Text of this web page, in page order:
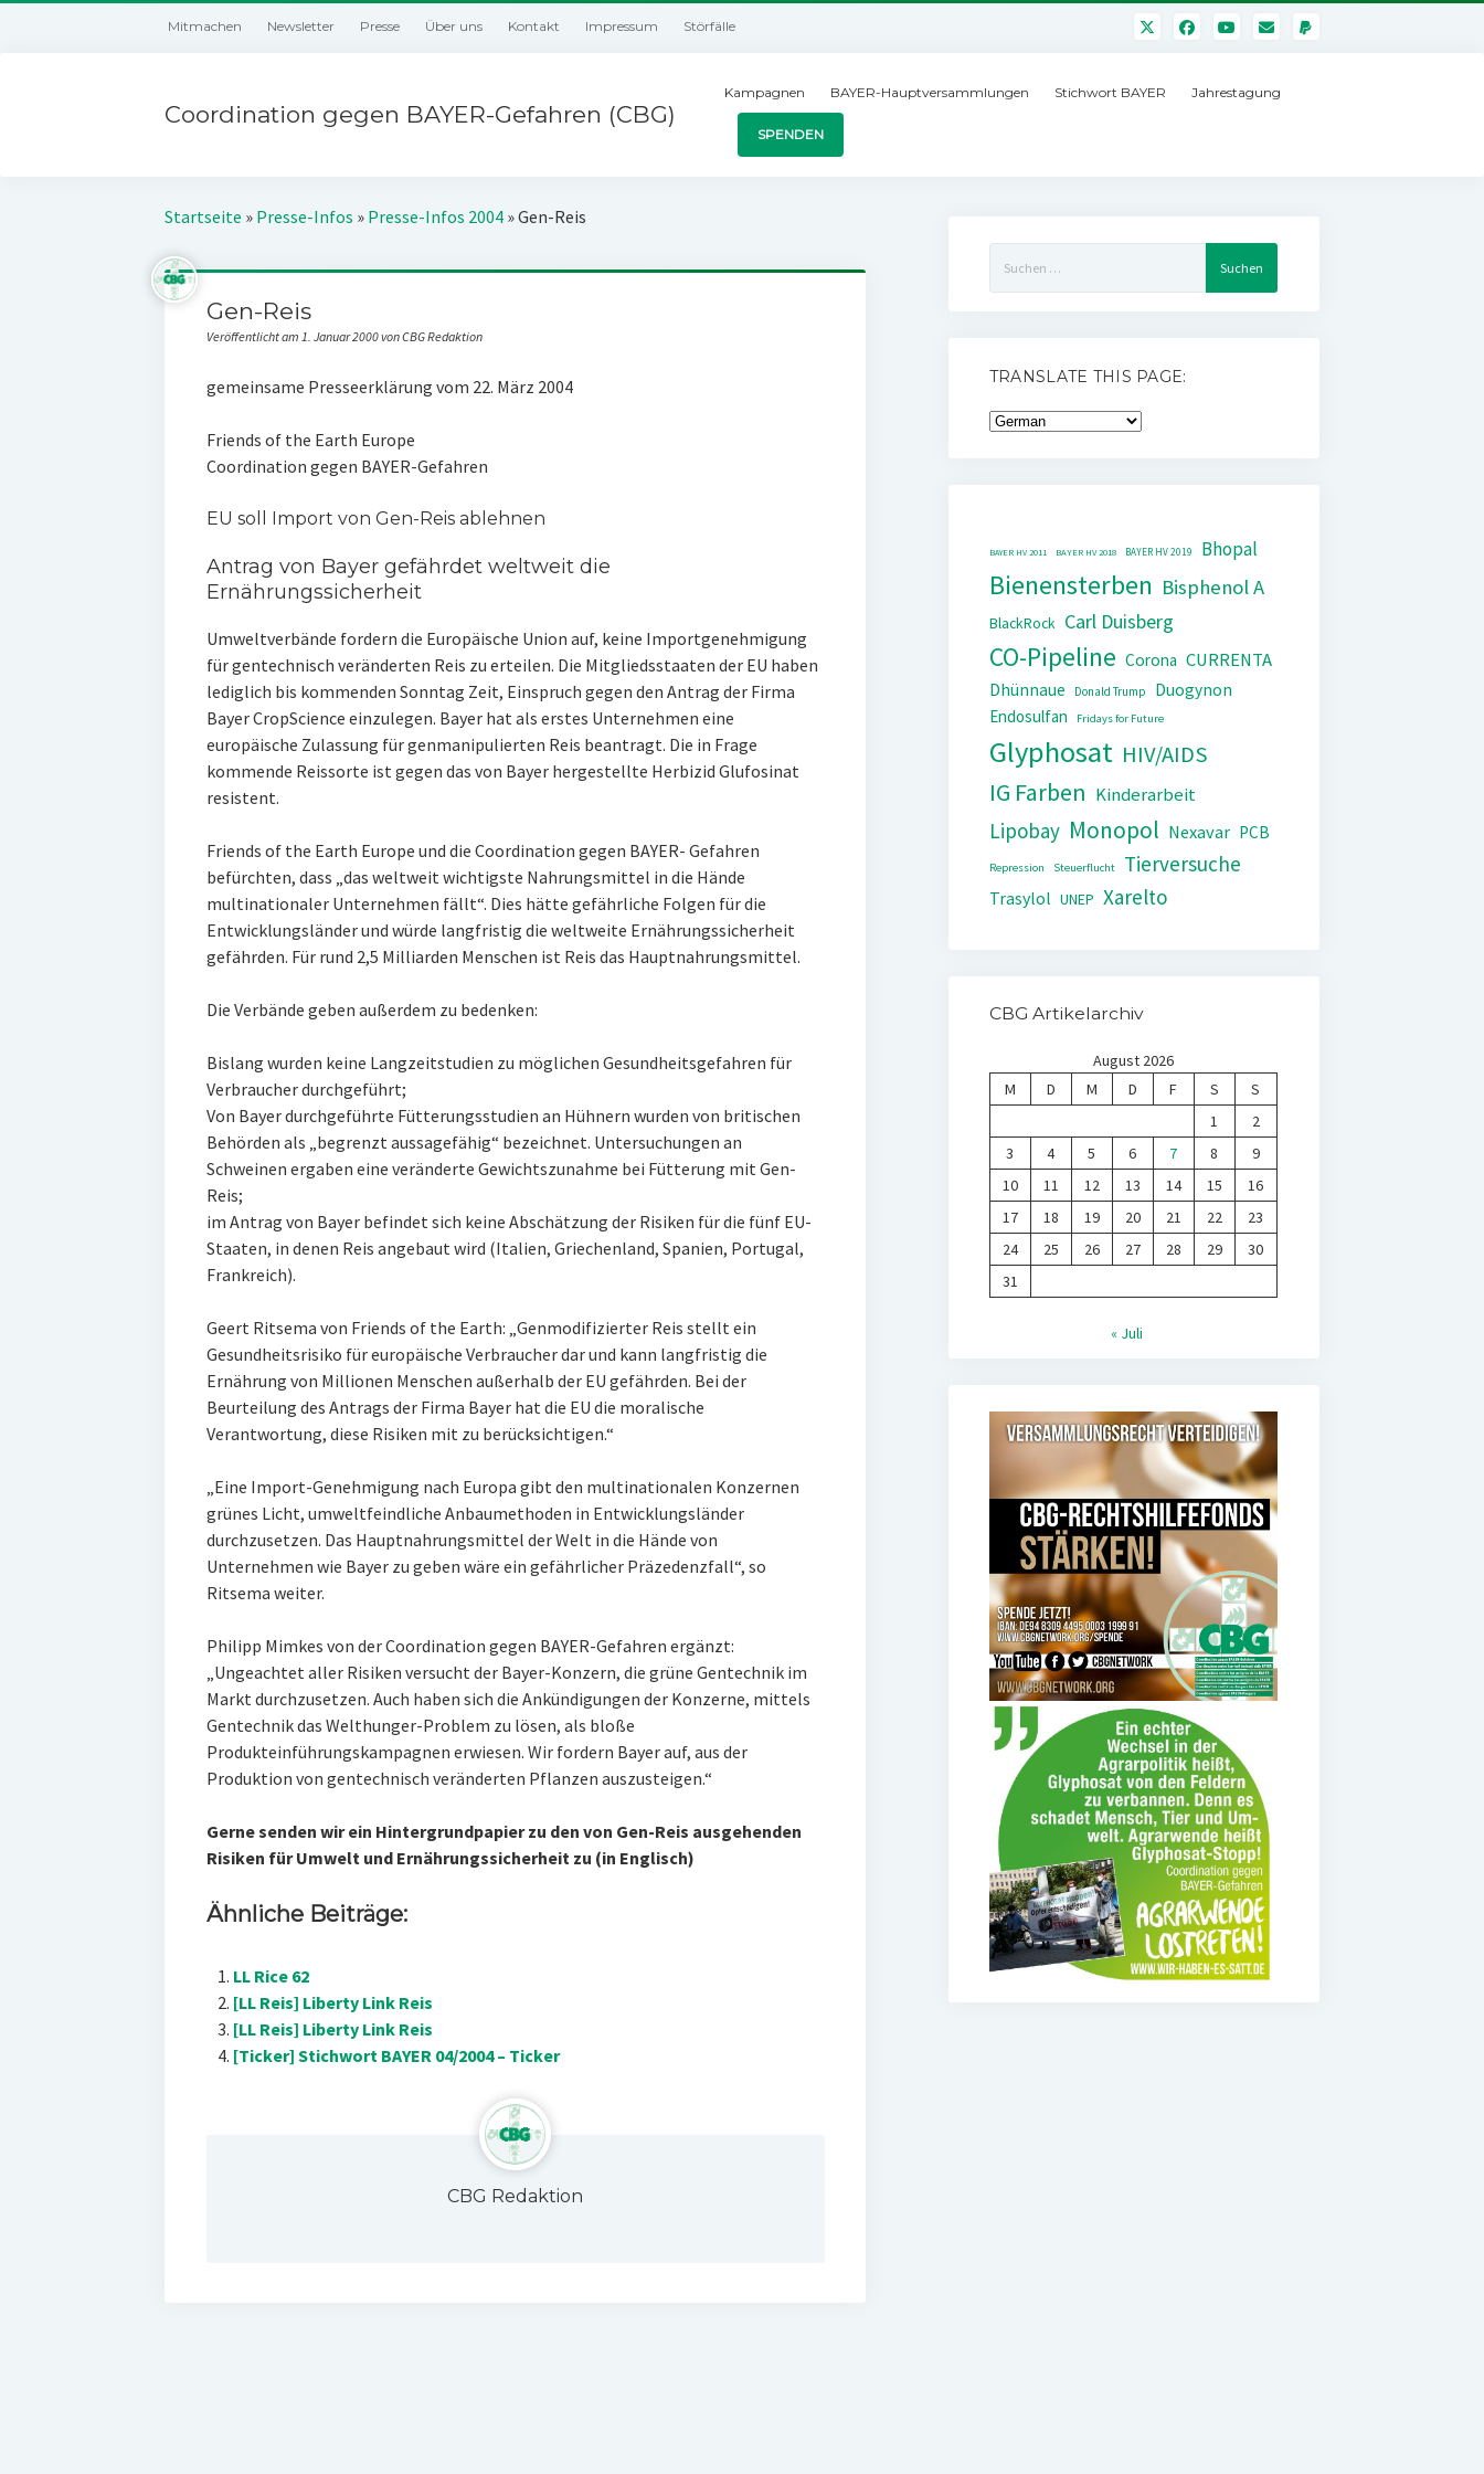
Mitmachen Newsletter Presse Über uns Kontakt Impressum Störfälle
Coordination gegen BAYER-Gefahren (CBG)
Kampagnen BAYER-Hauptversammlungen Stichwort BAYER Jahrestagung
SPENDEN
Startseite » Presse-Infos » Presse-Infos 2004 »Gen-Reis
Gen-Reis
Veröffentlicht am 1. Januar 2000 von CBG Redaktion
gemeinsame Presseerklärung vom 22. März 2004
Friends of the Earth Europe
Coordination gegen BAYER-Gefahren
EU soll Import von Gen-Reis ablehnen
Antrag von Bayer gefährdet weltweit die
Ernährungssicherheit
Umweltverbände fordern die Europäische Union auf, keine Importgenehmigung
für gentechnisch veränderten Reis zu erteilen. Die Mitgliedsstaaten der EU haben
lediglich bis kommenden Sonntag Zeit, Einspruch gegen den Antrag der Firma
Bayer CropScience einzulegen. Bayer hat als erstes Unternehmen eine
europäische Zulassung für genmanipulierten Reis beantragt. Die in Frage
kommende Reissorte ist gegen das von Bayer hergestellte Herbizid Glufosinat
resistent.
Friends of the Earth Europe und die Coordination gegen BAYER- Gefahren
befürchten, dass „das weltweit wichtigste Nahrungsmittel in die Hände
multinationaler Unternehmen fällt“. Dies hätte gefährliche Folgen für die
Entwicklungsländer und würde langfristig die weltweite Ernährungssicherheit
gefährden. Für rund 2,5 Milliarden Menschen ist Reis das Hauptnahrungsmittel.
Die Verbände geben außerdem zu bedenken:
Bislang wurden keine Langzeitstudien zu möglichen Gesundheitsgefahren für
Verbraucher durchgeführt;
Von Bayer durchgeführte Fütterungsstudien an Hühnern wurden von britischen
Behörden als „begrenzt aussagefähig“ bezeichnet. Untersuchungen an
Schweinen ergaben eine veränderte Gewichtszunahme bei Fütterung mit Gen-
Reis;
im Antrag von Bayer befindet sich keine Abschätzung der Risiken für die fünf EU-
Staaten, in denen Reis angebaut wird (Italien, Griechenland, Spanien, Portugal,
Frankreich).
Geert Ritsema von Friends of the Earth: „Genmodifizierter Reis stellt ein
Gesundheitsrisiko für europäische Verbraucher dar und kann langfristig die
Ernährung von Millionen Menschen außerhalb der EU gefährden. Bei der
Beurteilung des Antrags der Firma Bayer hat die EU die moralische
Verantwortung, diese Risiken mit zu berücksichtigen.“
„Eine Import-Genehmigung nach Europa gibt den multinationalen Konzernen
grünes Licht, umweltfeindliche Anbaumethoden in Entwicklungsländer
durchzusetzen. Das Hauptnahrungsmittel der Welt in die Hände von
Unternehmen wie Bayer zu geben wäre ein gefährlicher Präzedenzfall“, so
Ritsema weiter.
Philipp Mimkes von der Coordination gegen BAYER-Gefahren ergänzt:
„Ungeachtet aller Risiken versucht der Bayer-Konzern, die grüne Gentechnik im
Markt durchzusetzen. Auch haben sich die Ankündigungen der Konzerne, mittels
Gentechnik das Welthunger-Problem zu lösen, als bloße
Produkteinführungskampagnen erwiesen. Wir fordern Bayer auf, aus der
Produktion von gentechnisch veränderten Pflanzen auszusteigen.“
Gerne senden wir ein Hintergrundpapier zu den von Gen-Reis ausgehenden
Risiken für Umwelt und Ernährungssicherheit zu (in Englisch)
Ähnliche Beiträge:
LL Rice 62
[LL Reis] Liberty Link Reis
[LL Reis] Liberty Link Reis
[Ticker] Stichwort BAYER 04/2004 – Ticker
CBG Redaktion
nach:
TRANSLATE THIS PAGE:
BAYER HV 2011 BAYER HV 2018 BAYER HV 2019 Bhopal
Bienensterben Bisphenol A
BlackRock Carl Duisberg
CO-Pipeline Corona CURRENTA
Dhünnaue Donald Trump
Duogynon
Endosulfan
Fridays for Future
Glyphosat HIV/AIDS
IG Farben Kinderarbeit
Lipobay Monopol Nexavar PCB
Repression Steuerflucht Tierversuche
Trasylol UNEP Xarelto
CBG Artikelarchiv
August 2026
M
D M D F S
S
1
2
3
4 5 6 7 8
9
10
11 12 13 14 15
16
17
18 19 20 21 22
23
24
25 26 27 28 29
30
31
« Juli